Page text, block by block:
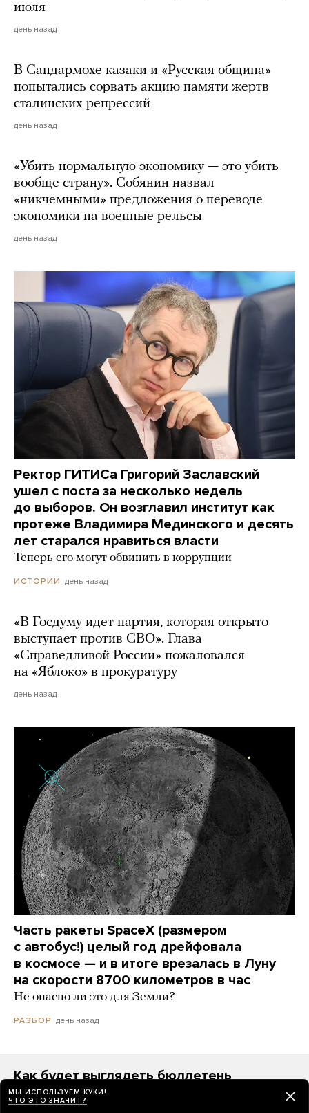
июля
день назад
В Сандармохе казаки и «Русская община»
попытались сорвать акцию памяти жертв
сталинских репрессий
день назад
«Убить нормальную экономику — это убить
вообще страну». Собянин назвал
«никчемными» предложения о переводе
экономики на военные рельсы
день назад
Ректор ГИТИСа Григорий Заславский
ушел с поста за несколько недель
до выборов. Он возглавил институт как
протеже Владимира Мединского и десять
лет старался нравиться власти
Теперь его могут обвинить в коррупции
ИСТОРИИ день назад
«В Госдуму идет партия, которая открыто
выступает против СВО». Глава
«Справедливой России» пожаловался
на «Яблоко» в прокуратуру
день назад
Часть ракеты SpaceX (размером
с автобус!) целый год дрейфовала
в космосе — и в итоге врезалась в Луну
на скорости 8700 километров в час
Не опасно ли это для Земли?
РАЗБОР день назад
Как будет выглядеть бюллетень
на выборах в Госдуму 2026 года
МЫ ИСПОЛЬЗУЕМ КУКИ!
ЧТО ЭТО ЗНАЧИТ?